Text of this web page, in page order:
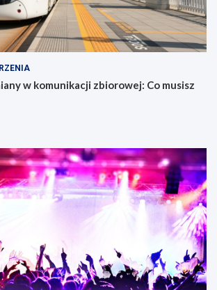
w komunikacji zbiorowej: Co musisz